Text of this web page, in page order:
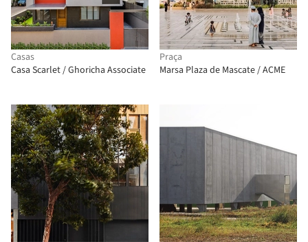
Casas
Casa Scarlet / Ghoricha Associate
Praça
Marsa Plaza de Mascate / ACME